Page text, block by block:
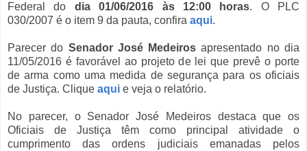
Federal do dia 01/06/2016 às 12:00 horas. O PLC
030/2007 é o item 9 da pauta, confira aqui.
Parecer do Senador José Medeiros apresentado no dia
11/05/2016 é favorável ao projeto de lei que prevê o porte
de arma como uma medida de segurança para os oficiais
de Justiça. Clique aqui e veja o relatório.
No parecer, o Senador José Medeiros destaca que os
Oficiais de Justiça têm como principal atividade o
cumprimento das ordens judiciais emanadas pelos